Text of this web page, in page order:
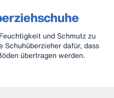
und Schmutz zu
dafür, dass
übertragen werden.